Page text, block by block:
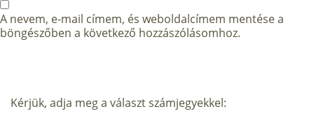
A nevem, e-mail címem, és weboldalcímem mentése a
böngészőben a következő hozzászólásomhoz.
Kérjük, adja meg a választ számjegyekkel: